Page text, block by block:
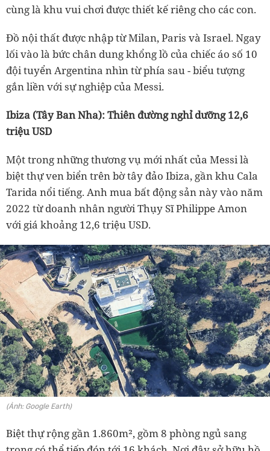
cùng là khu vui chơi được thiết kế riêng cho các con.
Đồ nội thất được nhập từ Milan, Paris và Israel. Ngay
lối vào là bức chân dung khổng lồ của chiếc áo số 10
đội tuyển Argentina nhìn từ phía sau - biểu tượng
gắn liền với sự nghiệp của Messi.
Ibiza (Tây Ban Nha): Thiên đường nghỉ dưỡng 12,6
triệu USD
Một trong những thương vụ mới nhất của Messi là
biệt thự ven biển trên bờ tây đảo Ibiza, gần khu Cala
Tarida nổi tiếng. Anh mua bất động sản này vào năm
2022 từ doanh nhân người Thụy Sĩ Philippe Amon
với giá khoảng 12,6 triệu USD.
(Ảnh: Google Earth)
Biệt thự rộng gần 1.860m², gồm 8 phòng ngủ sang